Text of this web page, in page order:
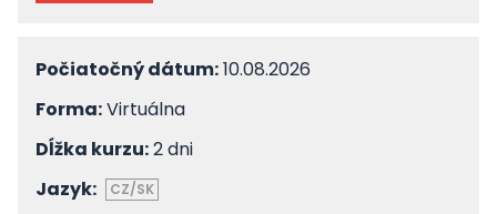
Počiatočný dátum:10.08.2026
Forma:Virtuálna
Dĺžka kurzu:2 dni
Jazyk:
CZ/SK